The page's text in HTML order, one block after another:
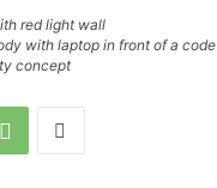
red light wall
with laptop in front of a code
concept